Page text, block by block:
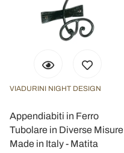
VIADURINI NIGHT DESIGN
Appendiabiti in Ferro
Tubolare in Diverse Misure
Made in Italy - Matita